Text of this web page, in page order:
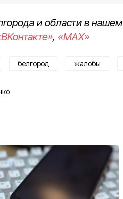
и области в нашем
, «MAX»
белгород жалобы